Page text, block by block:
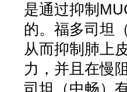
是通过抑制
的。福多司坦
从而抑制肺上
力，并且在慢
司坦（中畅）